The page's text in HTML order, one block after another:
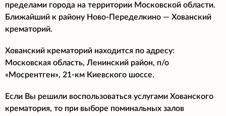
пределами города на территории Московской области.
Ближайший к району Ново-Переделкино — Хованский
крематорий.
Хованский крематорий находится по адресу:
Московская область, Ленинский район, п/о
«Мосрентген», 21-км Киевского шоссе.
Если Вы решили воспользоваться услугами Хованского
крематория, то при выборе поминальных залов